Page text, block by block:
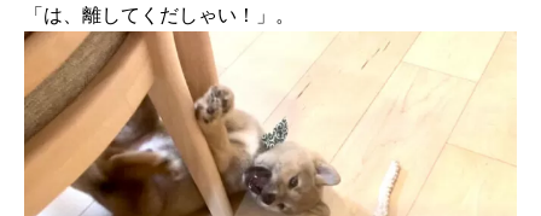
「は、離してくだしゃい！」。